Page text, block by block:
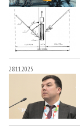
23.03.2026
28.11.2025